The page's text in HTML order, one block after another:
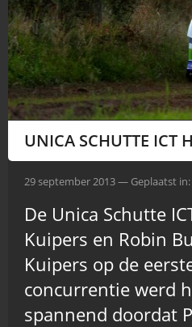
UNICA SCHUTTE ICT
29 september 2013 — Geplaatst in:
De Unica Schutte
Kuipers en Robin
Kuipers op de
concurrentie werd
spannend doordat